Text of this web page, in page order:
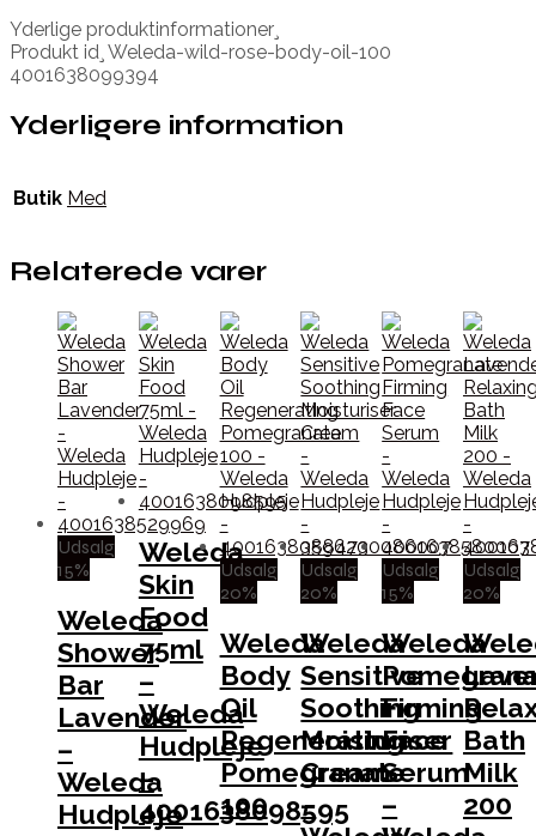
Yderlige produktinformationer¸
Produkt id¸ Weleda-wild-rose-body-oil-100
4001638099394
Yderligere information
Butik Med
Relaterede varer
Udsalg
15%
Weleda
Shower
Bar
Lavender
–
Weleda
Hudpleje
Weleda
Skin
Food
75ml
–
Weleda
Hudpleje
–
4001638098595
Udsalg
20%
Weleda
Body
Oil
Regenerating
Pomegranate
100
Udsalg
20%
Weleda
Sensitive
Soothing
Moisturiser
Cream
–
Udsalg
15%
Weleda
Firming
Face
Serum
–
Udsalg
20%
Bath
Milk
200